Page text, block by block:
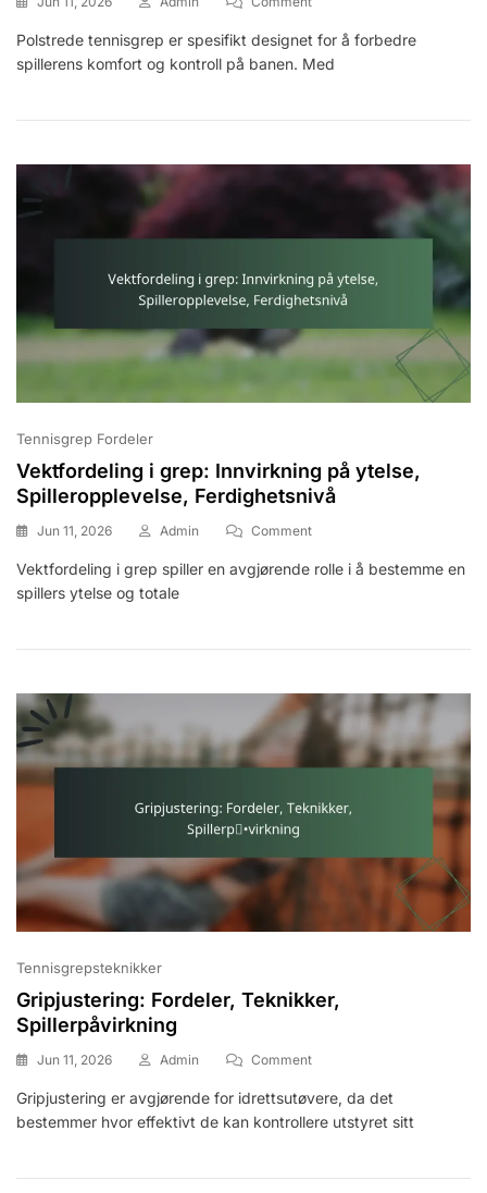
Tennisgrep:
Egenskaper,
Polstrede tennisgrep er spesifikt designet for å forbedre
spillerens komfort og kontroll på banen. Med
Tennisgrep Fordeler
Vektfordeling i grep: Innvirkning på ytelse,
Spilleropplevelse, Ferdighetsnivå
Jun 11, 2026 Admin CommentOn
Ytelse,
Ferdighetsnivå
Vektfordeling i grep spiller en avgjørende rolle i å bestemme en
spillers ytelse og totale
Tennisgrepsteknikker
Gripjustering: Fordeler, Teknikker,
Spillerpåvirkning
Jun 11, 2026 Admin CommentOn
Fordeler,
Teknikker,
Gripjustering er avgjørende for idrettsutøvere, da det
bestemmer hvor effektivt de kan kontrollere utstyret sitt